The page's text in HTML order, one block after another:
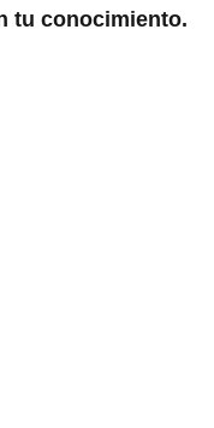
tu conocimiento.